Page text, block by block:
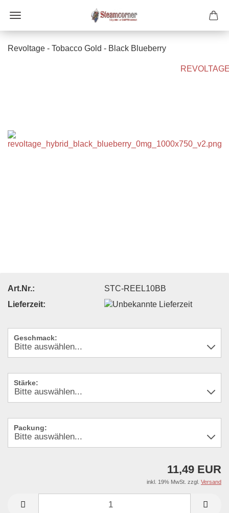
Revoltage - Tobacco Gold - Black Blueberry
Art.Nr.:
STC-REEL10BB
Lieferzeit:
Geschmack:
Stärke:
Packung:
11,49 EUR
inkl. 19% MwSt. zzgl. Versand